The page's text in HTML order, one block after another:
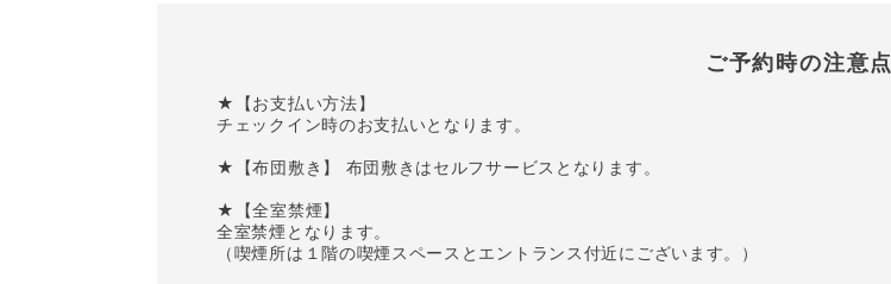
ご予約時の注意点
★【お支払い方法】
チェックイン時のお支払いとなります。
★【布団敷き】 布団敷きはセルフサービスとなります。
★【全室禁煙】
全室禁煙となります。
（喫煙所は１階の喫煙スペースとエントランス付近にございます。）